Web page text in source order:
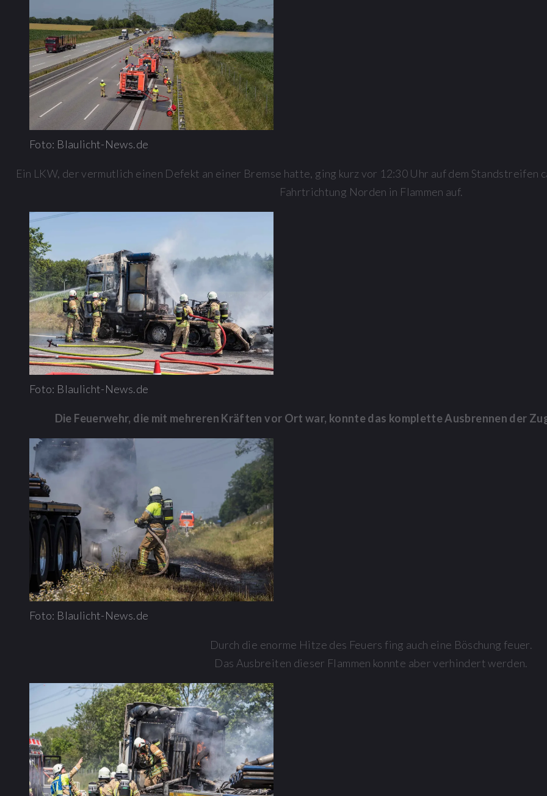
Foto: Blaulicht-News.de
Ein LKW, der vermutlich einen Defekt an einer Bremse hatte, ging kurz vor 12:30 Uhr auf dem Standstreifen
Fahrtrichtung Norden in Flammen auf.
Foto: Blaulicht-News.de
Die Feuerwehr, die mit mehreren Kräften vor Ort war, konnte das komplette Ausbrennen der
Foto: Blaulicht-News.de
Durch die enorme Hitze des Feuers fing auch eine Böschung feuer.
Das Ausbreiten dieser Flammen konnte aber verhindert werden.